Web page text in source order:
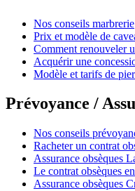
Nos conseils marbrerie
Prix et modèle de
Comment renouveler
Acquérir une
Modèle et tarifs de
Prévoyance /
Nos conseils
Racheter un contrat
Assurance obsèques
Le contrat obsèques
Assurance obsèques